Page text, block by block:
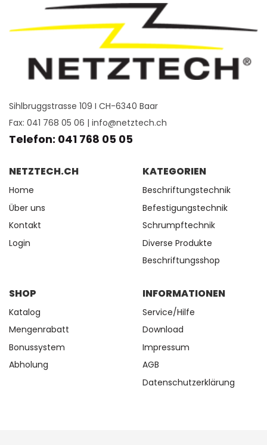
Sihlbruggstrasse 109 I CH-6340 Baar
Fax: 041 768 05 06 | info@netztech.ch
Telefon: 041 768 05 05
NETZTECH.CH
Home
Über uns
Kontakt
Login
KATEGORIEN
Beschriftungstechnik
Befestigungstechnik
Schrumpftechnik
Diverse Produkte
Beschriftungsshop
SHOP
Katalog
Mengenrabatt
Bonussystem
Abholung
INFORMATIONEN
Service/Hilfe
Download
Impressum
AGB
Datenschutzerklärung